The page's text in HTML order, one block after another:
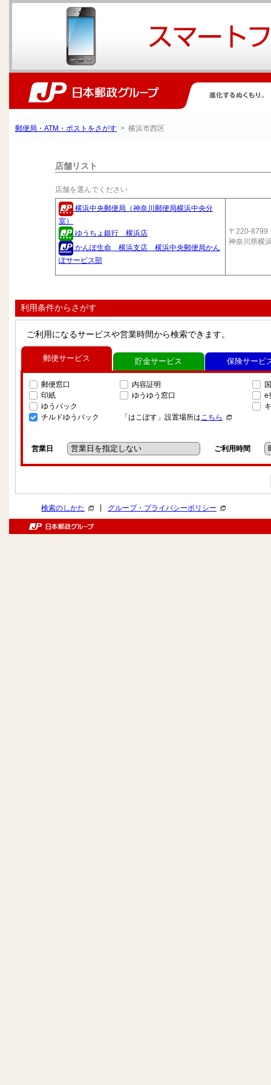
郵便局・ATM・ポストをさがす > 横浜市西区
店舗リスト
店舗を選んでください
横浜中央郵便局（神奈川郵便局横浜中央分
室）
ゆうちょ銀行 横浜店
かんぽ生命 横浜支店 横浜中央郵便局かん
ぽサービス部
〒220-8799
神奈川県横
利用条件からさがす
ご利用になるサービスや営業時間から検索できます。
郵便サービス
郵便窓口
印紙
ゆうパック
チルドゆうパック
内容証明
ゆうゆう窓口
「はこぽす」設置場所はこちら
e
営業日 ご利用時間
貯金サービス 保険サービ
検索のしかた グループ・プライバシーポリシー